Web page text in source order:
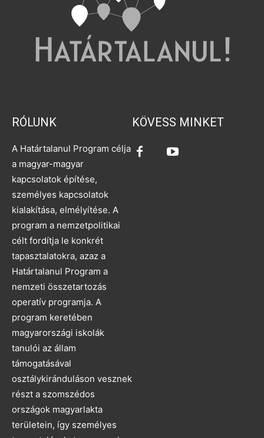
RÓLUNK
A Határtalanul Program célja
a magyar-magyar
kapcsolatok építése,
személyes kapcsolatok
kialakítása, elmélyítése. A
program a nemzetpolitikai
célt fordítja le konkrét
tapasztalatokra, azaz a
Határtalanul Program a
nemzeti összetartozás
operatív programja. A
program keretében
magyarországi iskolák
tanulói az állam
támogatásával
osztálykiránduláson vesznek
részt a szomszédos
országok magyarlakta
területein, így személyes
KÖVESS MINKET